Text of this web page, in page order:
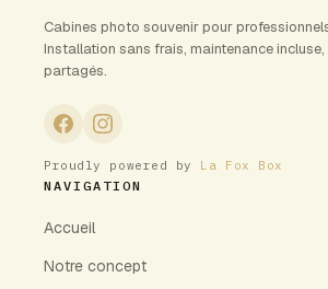
Cabines photo souvenir pour
Installation sans frais, maintenance incluse,
partagés.
Proudly powered by La Fox Box
NAVIGATION
Accueil
Notre concept